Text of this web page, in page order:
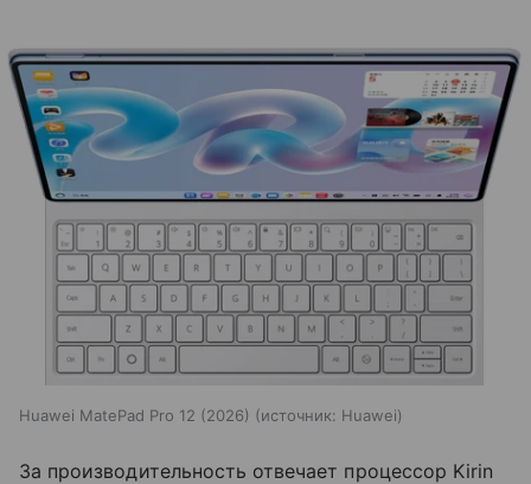
Huawei MatePad Pro 12 (2026) источник: Huawei
За производительность отвечает процессор Kirin